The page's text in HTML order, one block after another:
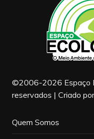
©2006-2026 Espaço
reservados | Criado
Quem Somos